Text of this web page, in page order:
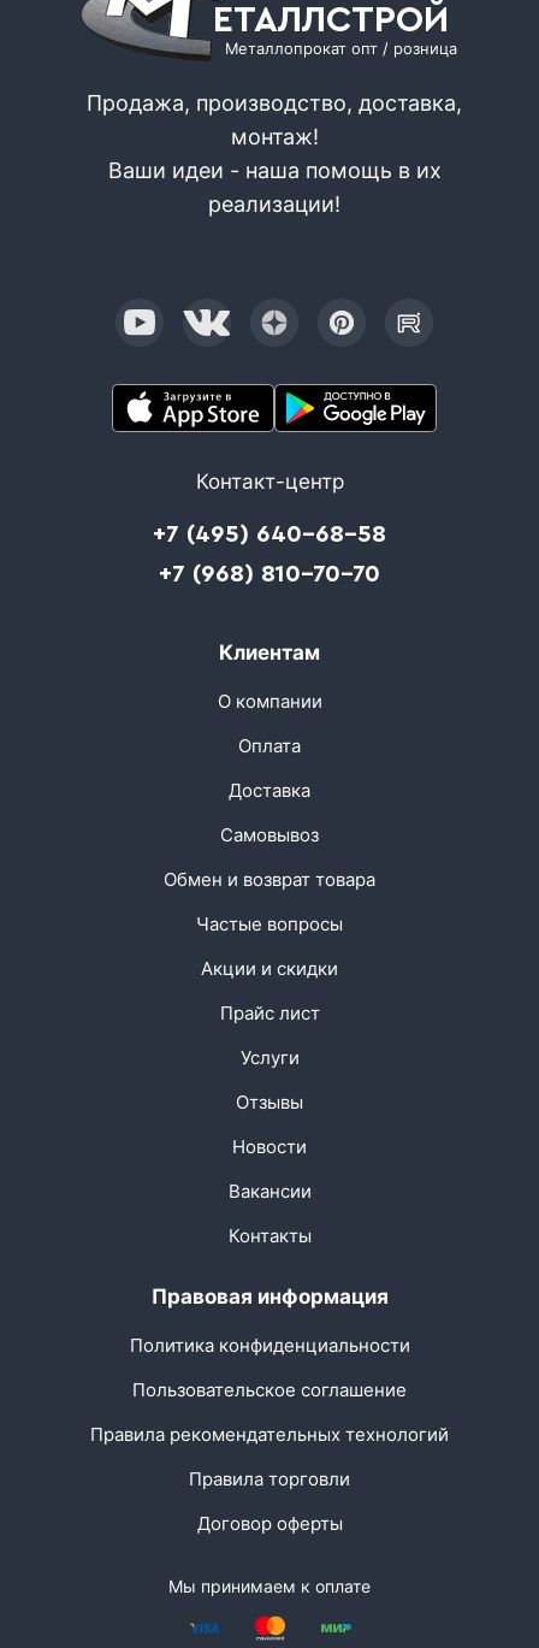
ЕТАЛЛСТРОЙ
Металлопрокат опт / розница
Продажа, производство, доставка,
монтаж!
Ваши идеи - наша помощь в их
реализации!
Контакт-центр
+7 (495) 640-68-58
+7 (968) 810-70-70
Клиентам
О компании
Оплата
Доставка
Самовывоз
Обмен и возврат товара
Частые вопросы
Акции и скидки
Прайс лист
Услуги
Отзывы
Новости
Вакансии
Контакты
Правовая информация
Политика конфиденциальности
Пользовательское соглашение
Правила рекомендательных технологий
Правила торговли
Договор оферты
Мы принимаем к оплате